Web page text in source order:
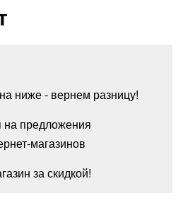
ниже - вернем разницу!
на предложения
магазинов
за скидкой!